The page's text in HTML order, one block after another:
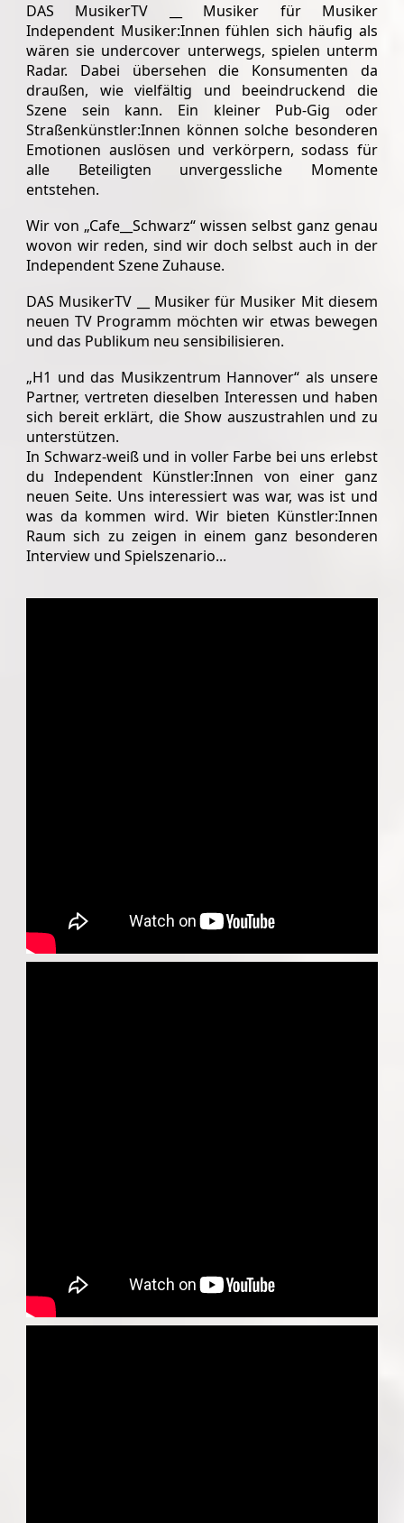
DAS MusikerTV __ Musiker für Musiker
Independent Musiker:Innen fühlen sich häufig als
wären sie undercover unterwegs, spielen unterm
Radar. Dabei übersehen die Konsumenten da
draußen, wie vielfältig und beeindruckend die
Szene sein kann. Ein kleiner Pub-Gig oder
Straßenkünstler:Innen können solche besonderen
Emotionen auslösen und verkörpern, sodass für
alle Beteiligten unvergessliche Momente
entstehen.
Wir von „Cafe__Schwarz“ wissen selbst ganz genau
wovon wir reden, sind wir doch selbst auch in der
Independent Szene Zuhause.
DAS MusikerTV __ Musiker für Musiker Mit diesem
neuen TV Programm möchten wir etwas bewegen
und das Publikum neu sensibilisieren.
„H1 und das Musikzentrum Hannover“ als unsere
Partner, vertreten dieselben Interessen und haben
sich bereit erklärt, die Show auszustrahlen und zu
unterstützen.
In Schwarz-weiß und in voller Farbe bei uns erlebst
du Independent Künstler:Innen von einer ganz
neuen Seite. Uns interessiert was war, was ist und
was da kommen wird. Wir bieten Künstler:Innen
Raum sich zu zeigen in einem ganz besonderen
Interview und Spielszenario...